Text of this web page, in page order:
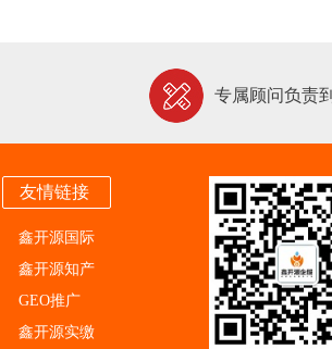
专属顾问负责
友情链接
鑫开源国际
鑫开源知产
GEO推广
鑫开源实缴